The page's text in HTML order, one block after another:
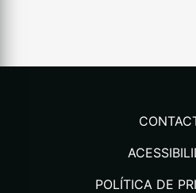
POLÍTICA DE